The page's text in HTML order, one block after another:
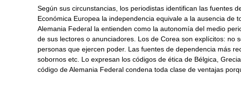
Según sus circunstancias, los periodistas identifican las fuentes
Económica Europea la independencia equivale a la ausencia de
Alemania Federal la entienden como la autonomía del medio
de sus lectores o anunciadores. Los de Corea son explícitos: no
personas que ejercen poder. Las fuentes de dependencia más
sobornos etc. Lo expresan los códigos de ética de Bélgica,
código de Alemania Federal condena toda clase de ventajas